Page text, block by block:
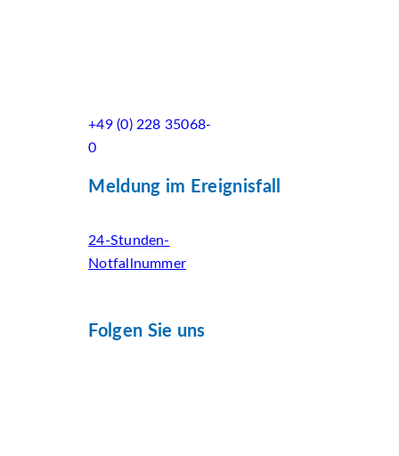
+49 (0) 228 35068-
0
Meldung im Ereignisfall
24-Stunden-
Notfallnummer
Folgen Sie uns